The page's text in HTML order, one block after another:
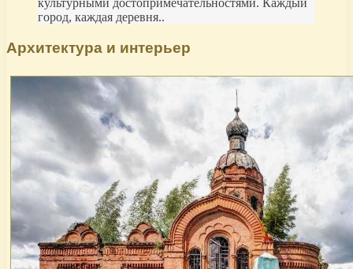
культурными достопримечательностями. Каждый
город, каждая деревня..
Архитектура и интерьер